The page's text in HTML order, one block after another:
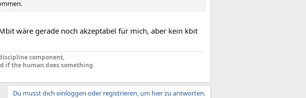
wäre gerade noch akzeptabel für mich, aber kein kbit
component,
if the human does something
Du musst dich einloggen oder registrieren, um hier zu antworten.